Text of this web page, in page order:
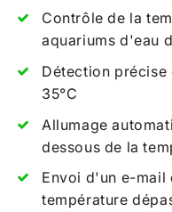
Contrôle de la
aquariums d'eau
Détection précise
35°C
Allumage
dessous de la
Envoi d'un e-mail
température